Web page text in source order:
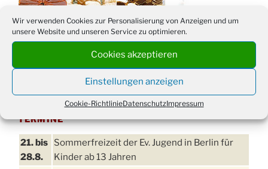
Wir verwenden Cookies zur Personalisierung von Anzeigen und um
unsere Website und unseren Service zu optimieren.
Cookies akzeptieren
Einstellungen anzeigen
Cookie-RichtlinieDatenschutzImpressum
TERMINE
21. bis
28.8.
Sommerfreizeit der Ev. Jugend in Berlin für
Kinder ab 13 Jahren